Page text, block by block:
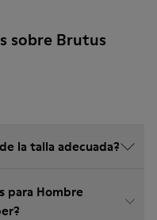
sobre Brutus
la talla adecuada?
para Hombre